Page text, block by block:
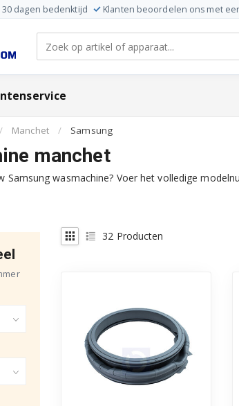
30 dagen bedenktijd Klanten beoordelen ons met
/ Manchet / Samsung
manchet
wasmachine? Voer het volledige
32 Producten